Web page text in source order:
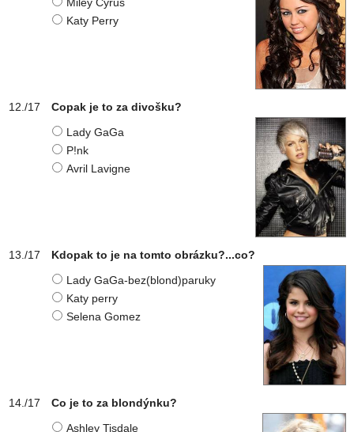
Katy Perry
Copak je to za divošku?
Lady GaGa
P!nk
Avril Lavigne
Kdopak to je na tomto obrázku?...co?
Lady GaGa-bez(blond)paruky
Katy perry
Selena Gomez
Co je to za blondýnku?
Ashley Tisdale